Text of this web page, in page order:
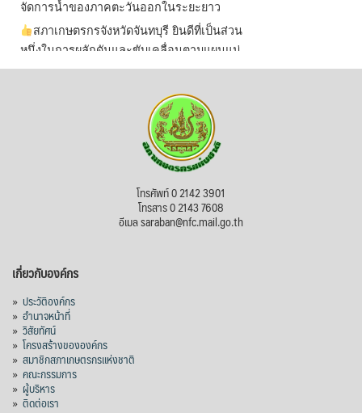
จัดการน้ำของภาคตะวันออกในระยะยาว
สภาเกษตรกรจังหวัดจันทบุรี ยินดีที่เป็นส่วน
หนึ่งในการผลักดันและขับเคลื่อนตามแผนแม่
บทเพื่อพั ...See More
ไม่สามารถดูเนื้อหานี้ได้ในขณะนี้
สภาเกษตรกรแห่งชาติ
กรมการค้าต่างประเทศ กระทรวงพาณิชย์ เปิด
ไทยในช่วง 6 เดือนของปี 2569 (ม.ค.-มิ.ย.) มี
1,205 ล้านดอลลาร์สหรัฐ (ประมาณ
38,003.15 ล้านบาท) ลดลง 27.69%
ปรับตัวลดลงตามสภาวะเศรษฐกิจและการค้า
โลก โดยตลาดส่งออกสำคัญ จีน ส่งออกได้
1.52 ล้านตัน ลด 61.71%
โทรศัพท์ 0 2142 3901
โทรสาร 0 2143 7608
อีเมล saraban@nfc.mail.go.th
เกี่ยวกับองค์กร
» ประวัติองค์กร
» อำนาจหน้าที่
» วิสัยทัศน์
» โครงสร้างขององค์กร
» สมาชิกสภาเกษตรกรแห่งชาติ
» คณะกรรมการ
» ผู้บริหาร
» ติดต่อเรา